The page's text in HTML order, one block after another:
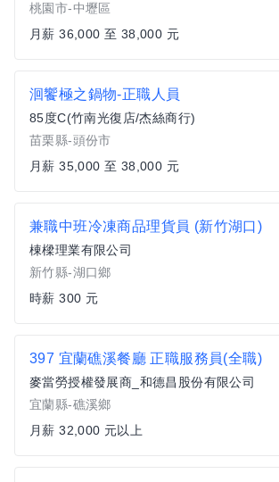
桃園市-中壢區
月薪 36,000 至 38,000 元
洄饗極之鍋物-正職人員
85度C(竹南光復店/杰絲商行)
苗栗縣-頭份市
月薪 35,000 至 38,000 元
兼職中班冷凍商品理貨員 (新竹湖口)
棟樑理業有限公司
新竹縣-湖口鄉
時薪 300 元
397 宜蘭礁溪餐廳 正職服務員(全職)
麥當勞授權發展商_和德昌股份有限公司
宜蘭縣-礁溪鄉
月薪 32,000 元以上